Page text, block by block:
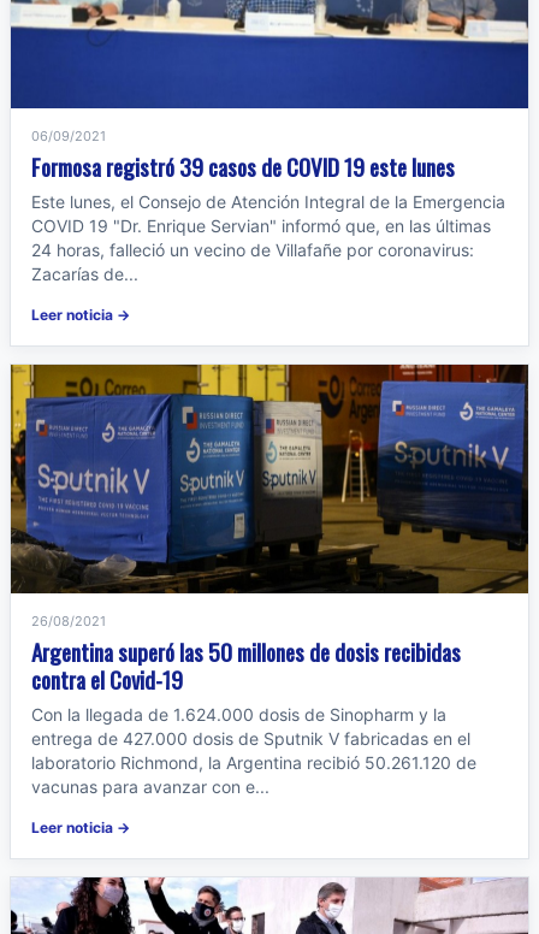
06/09/2021
Formosa registró 39 casos de COVID 19 este lunes
Este lunes, el Consejo de Atención Integral de la Emergencia
COVID 19 "Dr. Enrique Servian" informó que, en las últimas
24 horas, falleció un vecino de Villafañe por coronavirus:
Zacarías de...
Leer noticia →
26/08/2021
Argentina superó las 50 millones de dosis recibidas
contra el Covid-19
Con la llegada de 1.624.000 dosis de Sinopharm y la
entrega de 427.000 dosis de Sputnik V fabricadas en el
laboratorio Richmond, la Argentina recibió 50.261.120 de
vacunas para avanzar con e...
Leer noticia →